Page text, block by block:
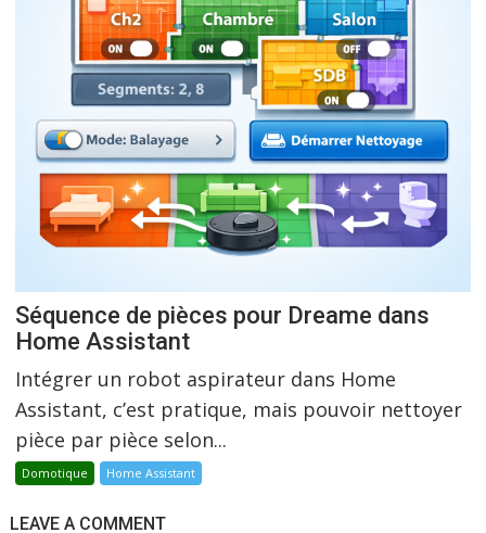
Séquence de pièces pour Dreame dans
Home Assistant
Intégrer un robot aspirateur dans Home
Assistant, c’est pratique, mais pouvoir nettoyer
pièce par pièce selon...
Domotique Home Assistant
LEAVE A COMMENT